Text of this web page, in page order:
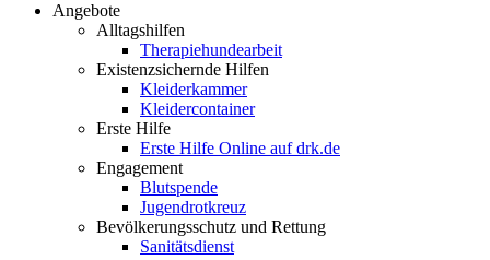
Angebote
Alltagshilfen
Therapiehundearbeit
Existenzsichernde Hilfen
Kleiderkammer
Kleidercontainer
Erste Hilfe
Erste Hilfe Online auf drk.de
Engagement
Blutspende
Jugendrotkreuz
Bevölkerungsschutz und Rettung
Sanitätsdienst